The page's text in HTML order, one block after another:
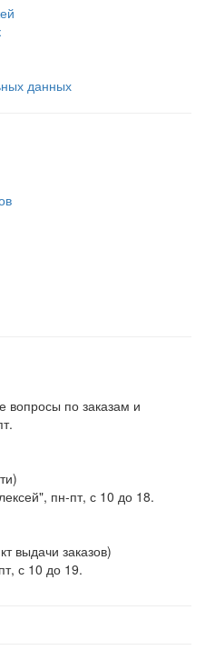
данных
вопросы по заказам и
пн-пт, с 10 до 18.
выдачи заказов)
с 10 до 19.